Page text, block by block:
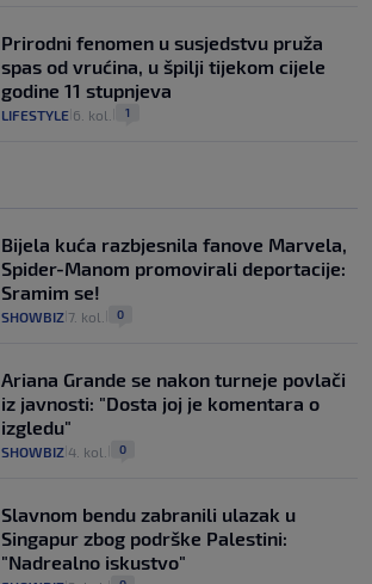
Prirodni fenomen u susjedstvu pruža
spas od vrućina, u špilji tijekom cijele
godine 11 stupnjeva
LIFESTYLE 6. kol. 1
Bijela kuća razbjesnila fanove Marvela,
Spider-Manom promovirali deportacije:
Sramim se!
SHOWBIZ 7. kol. 0
Ariana Grande se nakon turneje povlači
iz javnosti: "Dosta joj je komentara o
izgledu"
SHOWBIZ 4. kol. 0
Slavnom bendu zabranili ulazak u
Singapur zbog podrške Palestini:
"Nadrealno iskustvo"